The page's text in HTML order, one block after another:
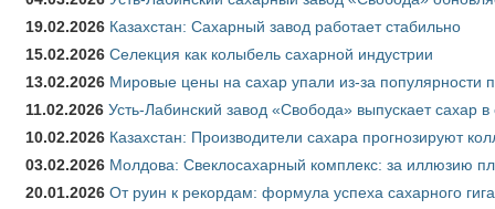
19.02.2026 Казахстан: Сахарный завод работает стабильно
15.02.2026 Селекция как колыбель сахарной индустрии
13.02.2026 Мировые цены на сахар упали из-за популярности
11.02.2026 Усть-Лабинский завод «Свобода» выпускает сахар в
10.02.2026 Казахстан: Производители сахара прогнозируют
03.02.2026 Молдова: Свеклосахарный комплекс: за иллюзию
20.01.2026 От руин к рекордам: формула успеха сахарного